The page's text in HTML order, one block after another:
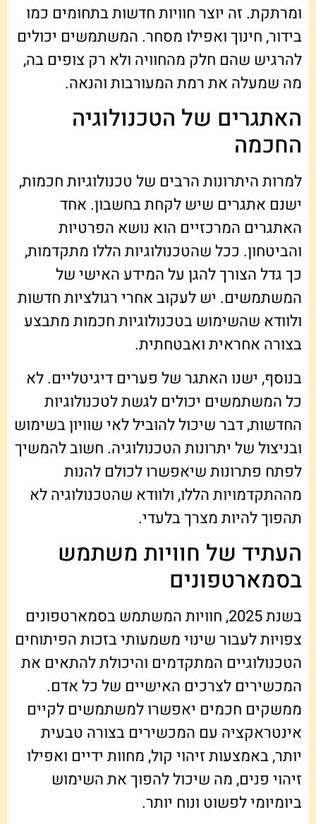
ומרתקת. זה יוצר חוויות חדשות בתחומים כמו
בידור, חינוך ואפילו מסחר. המשתמשים יכולים
להרגיש שהם חלק מהחוויה ולא רק צופים בה,
מה שמעלה את רמת המעורבות והנאה.
האתגרים של הטכנולוגיה
החכמה
למרות היתרונות הרבים של טכנולוגיות חכמות,
ישנם אתגרים שיש לקחת בחשבון. אחד
האתגרים המרכזיים הוא נושא הפרטיות
והביטחון. ככל שהטכנולוגיות הללו מתקדמות,
כך גדל הצורך להגן על המידע האישי של
המשתמשים. יש לעקוב אחרי רגולציות חדשות
ולוודא שהשימוש בטכנולוגיות חכמות מתבצע
בצורה אחראית ואבטחתית.
בנוסף, ישנו האתגר של פערים דיגיטליים. לא
כל המשתמשים יכולים לגשת לטכנולוגיות
החדשות, דבר שיכול להוביל לאי שוויון בשימוש
ובניצול של יתרונות הטכנולוגיה. חשוב להמשיך
לפתח פתרונות שיאפשרו לכולם להנות
מההתקדמויות הללו, ולוודא שהטכנולוגיה לא
תהפוך להיות מצרך בלעדי.
העתיד של חוויות משתמש
בסמארטפונים
בשנת 2025, חוויות המשתמש בסמארטפונים
צפויות לעבור שינוי משמעותי בזכות הפיתוחים
הטכנולוגיים המתקדמים והיכולת להתאים את
המכשירים לצרכים האישיים של כל אדם.
ממשקים חכמים יאפשרו למשתמשים לקיים
אינטראקציה עם המכשירים בצורה טבעית
יותר, באמצעות זיהוי קול, מחוות ידיים ואפילו
זיהוי פנים, מה שיכול להפוך את השימוש
ביומיומי לפשוט ונוח יותר.